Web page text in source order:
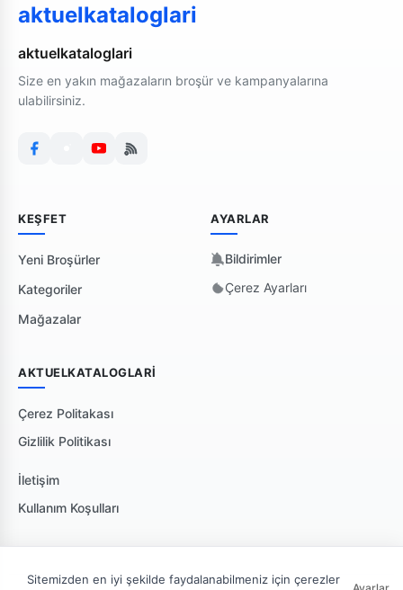
aktuelkataloglari
aktuelkataloglari
Size en yakın mağazaların broşür ve kampanyalarına
ulabilirsiniz.
KEŞFET
Yeni Broşürler
Kategoriler
Mağazalar
AYARLAR
Bildirimler
Çerez Ayarları
AKTUELKATALOGLARI
Çerez Politakası
Gizlilik Politikası
İletişim
Kullanım Koşulları
Sitemizden en iyi şekilde faydalanabilmeniz için çerezler
Ayarlar